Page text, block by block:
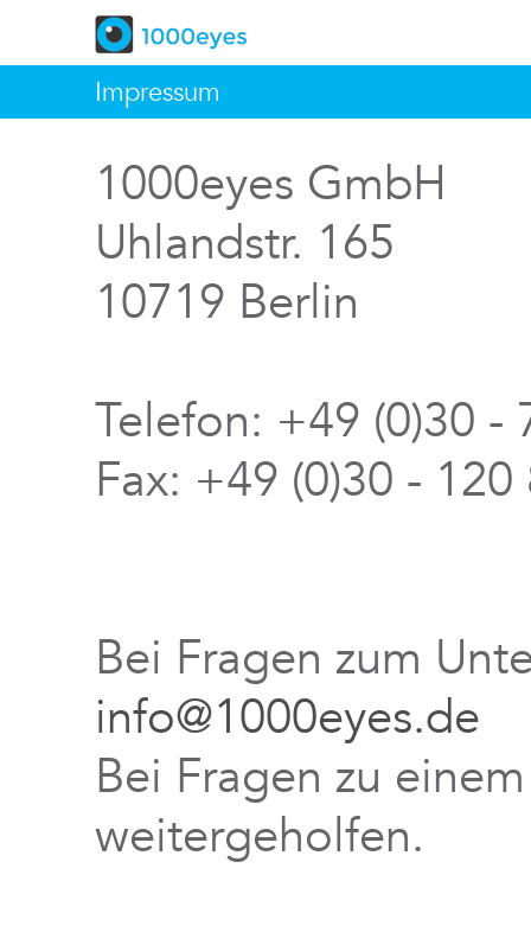
Impressum
1000eyes GmbH
Uhlandstr. 165
10719 Berlin
Telefon: +49 (0)30 -
Fax: +49 (0)30 -
Bei Fragen zum
info@1000eyes.de
Bei Fragen zu
weitergeholfen.